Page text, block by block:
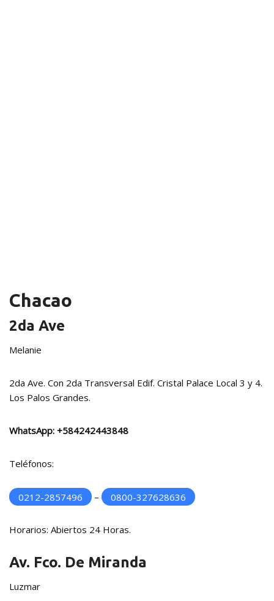
Chacao
2da Ave
Melanie
2da Ave. Con 2da Transversal Edif. Cristal Palace Local 3 y 4.
Los Palos Grandes.
WhatsApp: +584242443848
Teléfonos:
0212-2857496 – 0800-327628636
Horarios: Abiertos 24 Horas.
Av. Fco. De Miranda
Luzmar